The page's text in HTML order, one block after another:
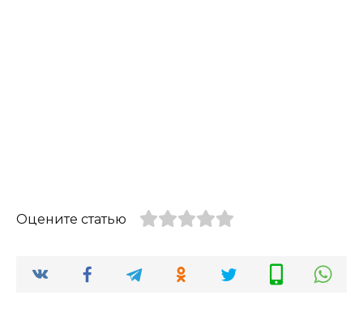
Оцените статью